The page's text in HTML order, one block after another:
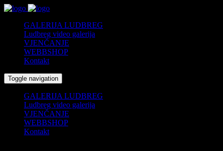
GALERIJA LUDBREG
Ludbreg video galerija
VJENČANJE
WEBBSHOP
Kontakt
Toggle navigation
GALERIJA LUDBREG
Ludbreg video galerija
VJENČANJE
WEBBSHOP
Kontakt